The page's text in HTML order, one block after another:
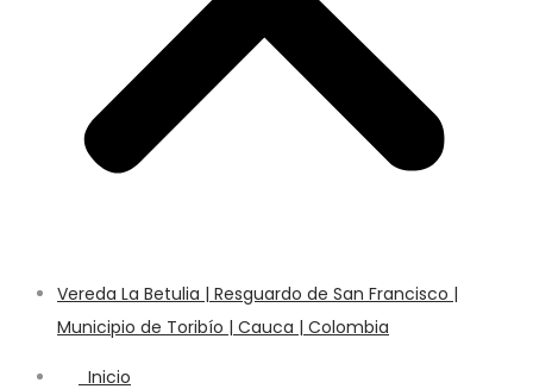
Vereda La Betulia | Resguardo de San Francisco |
Municipio de Toribío | Cauca | Colombia
Inicio